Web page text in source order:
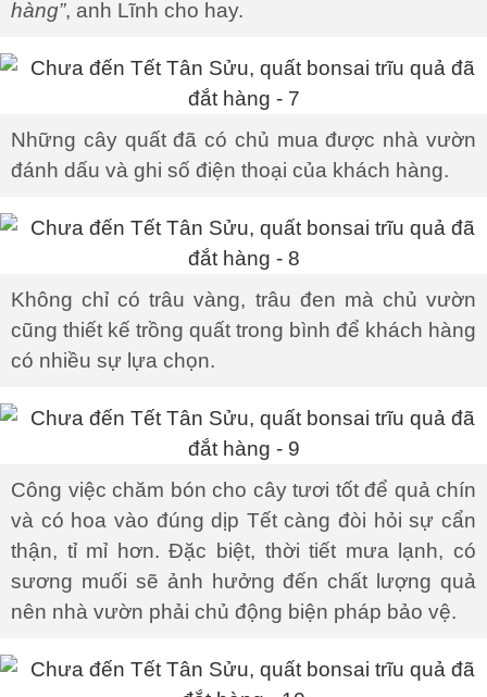
hàng”, anh Lĩnh cho hay.
Những cây quất đã có chủ mua được nhà vườn
đánh dấu và ghi số điện thoại của khách hàng.
Không chỉ có trâu vàng, trâu đen mà chủ vườn
cũng thiết kế trồng quất trong bình để khách hàng
có nhiều sự lựa chọn.
Công việc chăm bón cho cây tươi tốt để quả chín
và có hoa vào đúng dịp Tết càng đòi hỏi sự cẩn
thận, tỉ mỉ hơn. Đặc biệt, thời tiết mưa lạnh, có
sương muối sẽ ảnh hưởng đến chất lượng quả
nên nhà vườn phải chủ động biện pháp bảo vệ.